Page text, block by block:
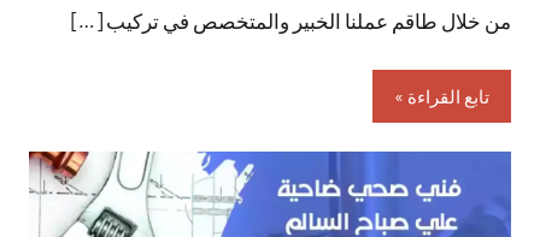
من خلال طاقم عملنا الخبير والمتخصص في تركيب […]
تابع القراءة